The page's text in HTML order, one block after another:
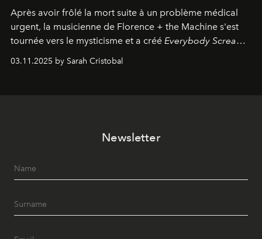
Après avoir frôlé la mort suite à un problème médical
urgent, la musicienne de Florence + the Machine s'est
tournée vers le mysticisme et a créé Everybody Scream
l'un de ses albums les plus profonds à ce jour.
03.11.2025 by Sarah Cristobal
Newsletter